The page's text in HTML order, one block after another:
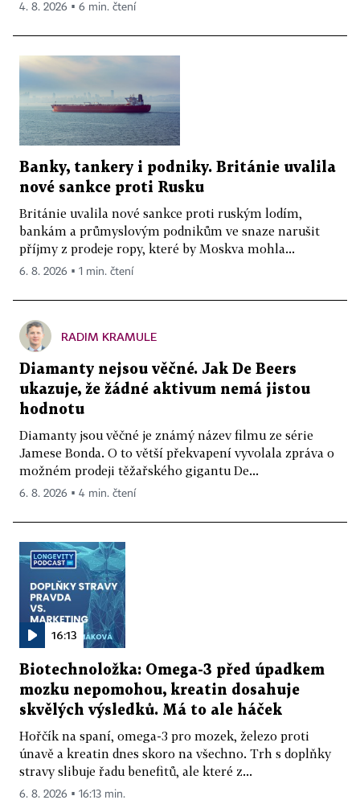
4. 8. 2026 ▪ 6 min. čtení
Banky, tankery i podniky. Británie uvalila
nové sankce proti Rusku
Británie uvalila nové sankce proti ruským lodím,
bankám a průmyslovým podnikům ve snaze narušit
příjmy z prodeje ropy, které by Moskva mohla...
6. 8. 2026 ▪ 1 min. čtení
RADIM KRAMULE
Diamanty nejsou věčné. Jak De Beers
ukazuje, že žádné aktivum nemá jistou
hodnotu
Diamanty jsou věčné je známý název filmu ze série
Jamese Bonda. O to větší překvapení vyvolala zpráva o
možném prodeji těžařského gigantu De...
6. 8. 2026 ▪ 4 min. čtení
16:13
Biotechnoložka: Omega-3 před úpadkem
mozku nepomohou, kreatin dosahuje
skvělých výsledků. Má to ale háček
Hořčík na spaní, omega-3 pro mozek, železo proti
únavě a kreatin dnes skoro na všechno. Trh s doplňky
stravy slibuje řadu benefitů, ale které z...
6. 8. 2026 ▪ 16:13 min.